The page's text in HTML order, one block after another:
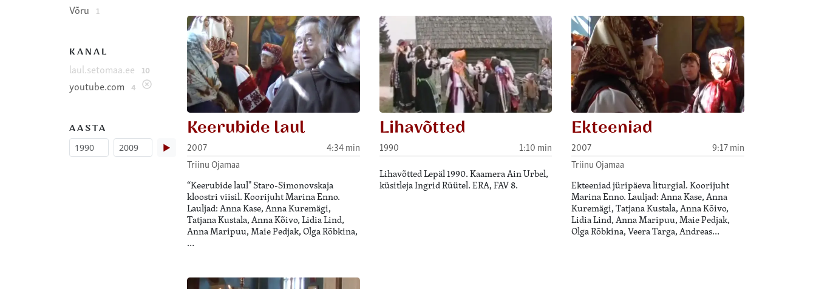
Võru 1
KANAL
laul.setomaa.ee 10
youtube.com 4
AASTA
▶
Keerubide laul
2007
4:34 min
Triinu Ojamaa
“Keerubide laul" Staro-Simonovskaja
kloostri viisil. Koorijuht Marina Enno.
Lauljad: Anna Kase, Anna Kuremägi,
Tatjana Kustala, Anna Kõivo, Lidia Lind,
Anna Maripuu, Maie Pedjak, Olga Rõbkina,
…
Lihavõtted
1990 1:10 min
Lihavõtted Lepäl 1990. Kaamera Ain Urbel,
küsitleja Ingrid Rüütel. ERA, FAV 8.
Ekteeniad
2007
9:17 min
Triinu Ojamaa
Ekteeniad jüripäeva liturgial. Koorijuht
Marina Enno. Lauljad: Anna Kase, Anna
Kuremägi, Tatjana Kustala, Anna Kõivo,
Lidia Lind, Anna Maripuu, Maie Pedjak,
Olga Rõbkina, Veera Targa, Andreas…